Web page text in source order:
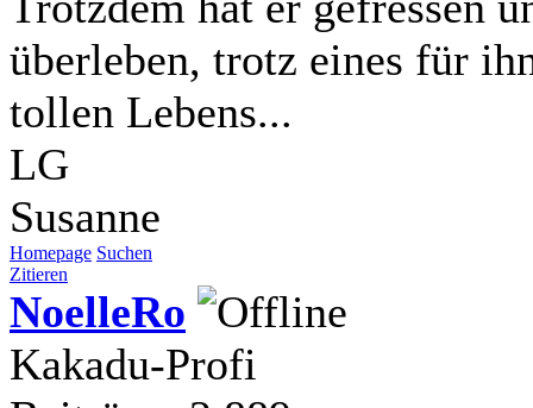
überleben, trotz eines für
tollen Lebens...
LG
Susanne
Homepage Suchen
Zitieren
NoelleRo
Kakadu-Profi